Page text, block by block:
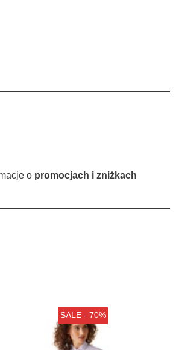
o promocjach i zniżkach
SALE - 70%